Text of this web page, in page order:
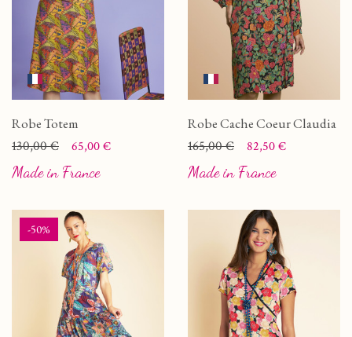
Robe Totem
Prix
Prix de base
130,00 € 65,00 €
Made in France
Robe Cache Coeur Claudia
Prix
Prix de base
165,00 € 82,50 €
Made in France
-50%